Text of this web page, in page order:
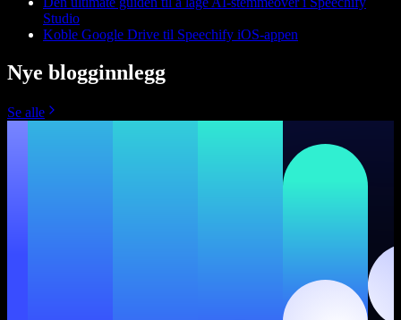
Studio
Koble Google Drive til Speechify iOS-appen
Nye blogginnlegg
Se alle